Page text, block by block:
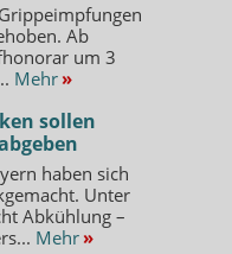
Ab
um 3
Mehr »
sollen
haben sich
Unter
Abkühlung –
Mehr »